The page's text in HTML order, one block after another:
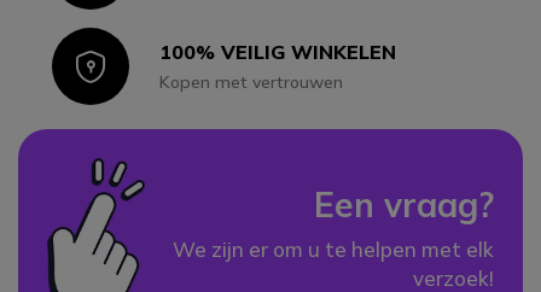
Icon100% VEILIG WINKELEN
Kopen met vertrouwen
Een vraag?
We zijn er om u te helpen met elk
verzoek!